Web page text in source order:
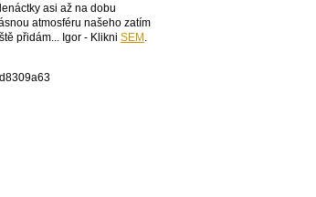
asi až na dobu
atmosféru našeho zatím
přidám... Igor - Klikni SEM.